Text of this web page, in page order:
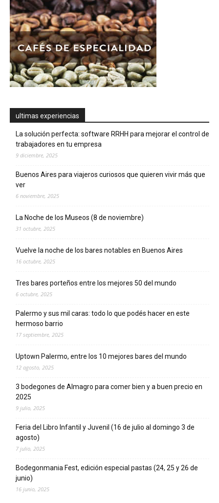
ultimas experiencias
La solución perfecta: software RRHH para mejorar el control de
trabajadores en tu empresa
9 diciembre, 2025
Buenos Aires para viajeros curiosos que quieren vivir más que
ver
6 noviembre, 2025
La Noche de los Museos (8 de noviembre)
31 octubre, 2025
Vuelve la noche de los bares notables en Buenos Aires
16 octubre, 2025
Tres bares porteños entre los mejores 50 del mundo
6 octubre, 2025
Palermo y sus mil caras: todo lo que podés hacer en este
hermoso barrio
17 septiembre, 2025
Uptown Palermo, entre los 10 mejores bares del mundo
12 agosto, 2025
3 bodegones de Almagro para comer bien y a buen precio en
2025
9 julio, 2025
Feria del Libro Infantil y Juvenil (16 de julio al domingo 3 de
agosto)
7 julio, 2025
Bodegonmania Fest, edición especial pastas (24, 25 y 26 de
junio)
16 junio, 2025